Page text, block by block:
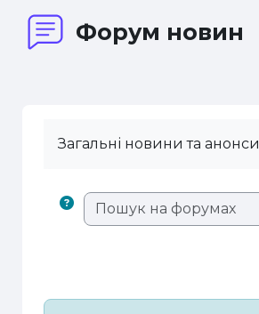
Форум новин
Загальні новини та анонси